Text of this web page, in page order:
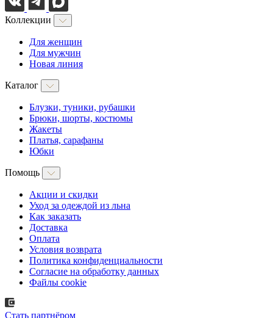
Коллекции
Для женщин
Для мужчин
Новая линия
Каталог
Блузки, туники, рубашки
Брюки, шорты, костюмы
Жакеты
Платья, сарафаны
Юбки
Помощь
Акции и скидки
Уход за одеждой из льна
Как заказать
Доставка
Оплата
Условия возврата
Политика конфиденциальности
Согласие на обработку данных
Файлы cookie
Стать партнёром